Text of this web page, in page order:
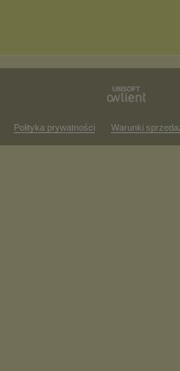
Polityka prywatności Warunki